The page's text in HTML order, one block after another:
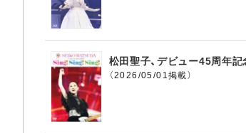
松田聖子、デビュー45周年
（2026/05/01掲載）